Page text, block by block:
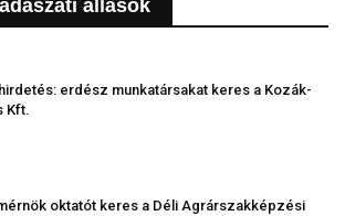
állások
erdész munkatársakat keres a Kozák-
Kft.
oktatót keres a Déli Agrárszakképzési